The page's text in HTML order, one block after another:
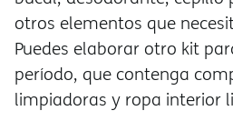
otros elementos que
Puedes elaborar otro kit
período, que contenga
limpiadoras y ropa interior